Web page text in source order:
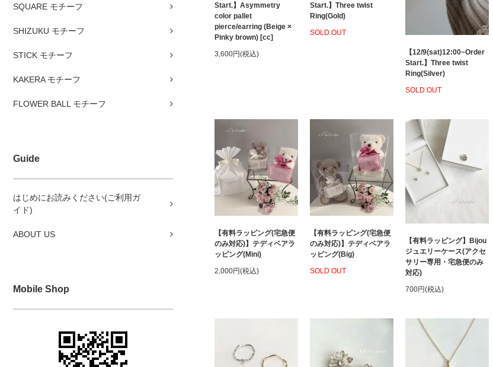
SQUARE モチーフ
SHIZUKU モチーフ
STICK モチーフ
KAKERA モチーフ
FLOWER BALL モチーフ
Guide
はじめにお読みください(ご利用ガ
イド)
ABOUT US
Mobile Shop
Start.】Asymmetry
color pallet
pierce/earring (Beige ×
Pinky brown) [cc]
3,600円(税込)
Start.】Three twist
Ring(Gold)
SOLD OUT
【12/9(sat)12:00~Order
Start.】Three twist
Ring(Silver)
SOLD OUT
【有料ラッピング(宅急便
のみ対応)】テディベアラ
ッピング(Mini)
2,000円(税込)
【有料ラッピング(宅急便
のみ対応)】テディベアラ
ッピング(Big)
SOLD OUT
【有料ラッピング】Bijou
ジュエリーケース(アクセ
サリー専用・宅急便のみ
対応)
700円(税込)